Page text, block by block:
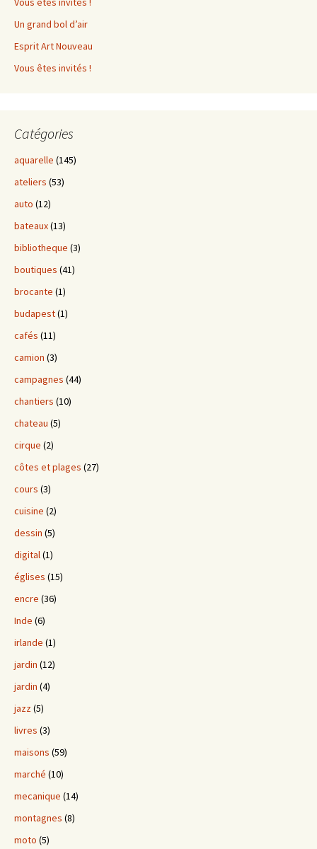
Un grand bol d’air
Esprit Art Nouveau
Vous êtes invités !
Catégories
aquarelle (145)
ateliers (53)
auto (12)
bateaux(13)
bibliotheque (3)
boutiques (41)
brocante (1)
budapest(1)
cafés (11)
camion (3)
campagnes (44)
chantiers (10)
chateau (5)
cirque (2)
côtes et plages (27)
cours (3)
cuisine (2)
dessin (5)
digital(1)
églises (15)
encre (36)
Inde (6)
irlande (1)
jardin (12)
jardin (4)
jazz(5)
livres (3)
maisons (59)
marché (10)
mecanique (14)
montagnes (8)
moto (5)